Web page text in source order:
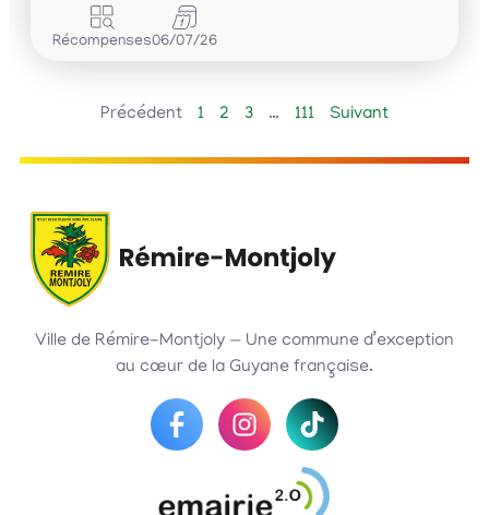
Récompenses06/07/26
Précédent 1 2 3 … 111 Suivant
Ville de Rémire-Montjoly — Une commune d’exception
au cœur de la Guyane française.